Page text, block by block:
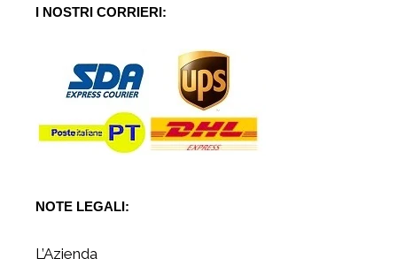
I NOSTRI CORRIERI:
NOTE LEGALI:
L’Azienda